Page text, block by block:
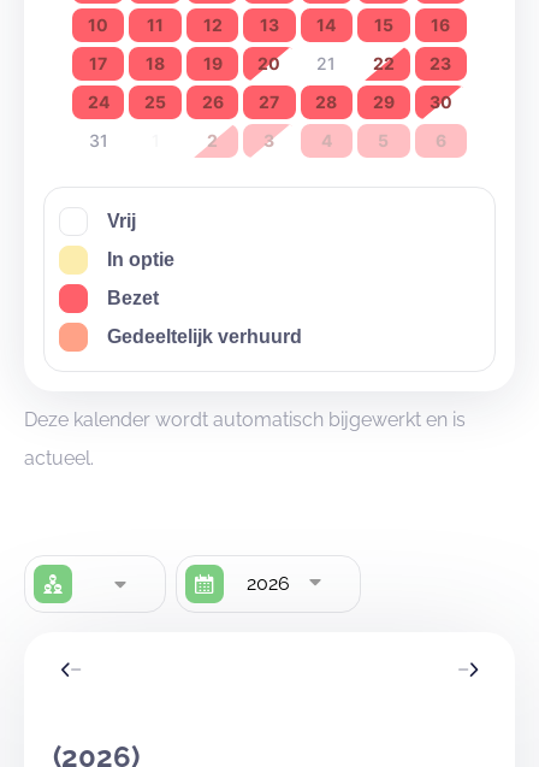
10
11 12 13 14 15
16
17
18 19 20 21 22
23
24
25 26 27 28 29
30
31
2 3 4 5 6
Vrij
In optie
Bezet
Gedeeltelijk verhuurd
Deze kalender wordt automatisch bijgewerkt en is
actueel.
2026
(2026)